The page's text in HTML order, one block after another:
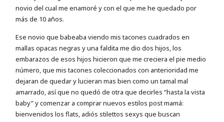
novio del cual me enamoré y con el que me he quedado por
más de 10 años.
Ese novio que babeaba viendo mis tacones cuadrados en
mallas opacas negras y una faldita me dio dos hijos, los
embarazos de esos hijos hicieron que me creciera el pie medio
número, que mis tacones coleccionados con anterioridad me
dejaran de quedar y lucieran mas bien como un tamal mal
amarrado, así que no quedó de otra que decirles “hasta la vista
baby” y comenzar a comprar nuevos estilos post mamá:
bienvenidos los flats, adiós stilettos sexys que buscan